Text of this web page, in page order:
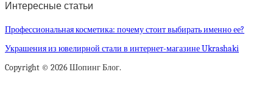
Интересные статьи
Профессиональная косметика: почему стоит выбирать именно ее?
Украшения из ювелирной стали в интернет-магазине Ukrashaki
Copyright © 2026 Шопинг Блог.